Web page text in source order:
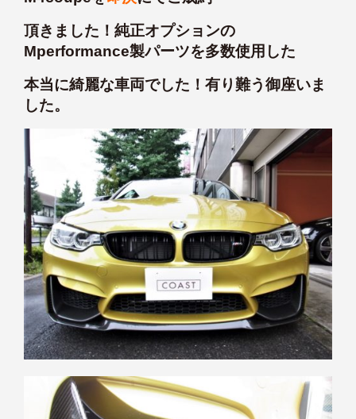
頂きました！純正オプションの
Mperformance製パーツを多数使用した
本当に綺麗な車両でした！有り難う御座いま
した。